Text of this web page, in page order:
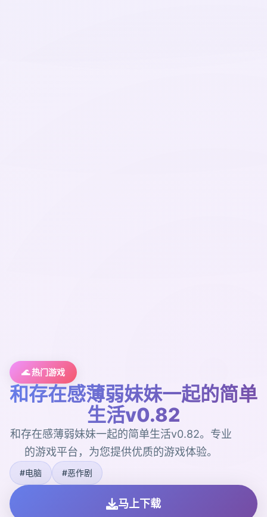
🌊 热门游戏
和存在感薄弱妹妹一起的简单
生活v0.82
和存在感薄弱妹妹一起的简单生活v0.82。专业
的游戏平台，为您提供优质的游戏体验。
#电脑 #恶作剧
马上下载